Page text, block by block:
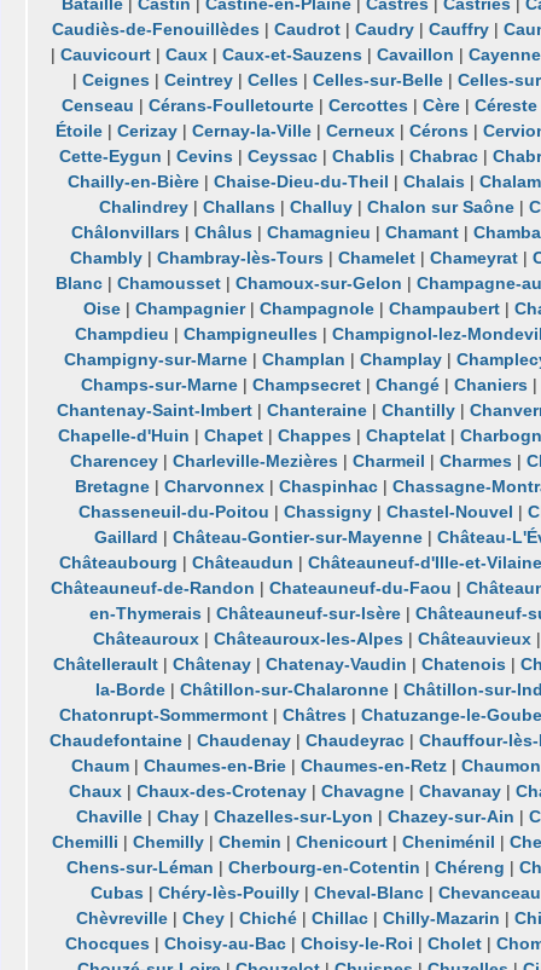
Caudiès-de-Fenouillèdes| Caudrot| Caudry| Cauffry|
|Cauvicourt |Caux |Caux-et-Sauzens |Cavaillon |Cayenne
|Ceignes |Ceintrey |Celles |Celles-sur-Belle |Celles-
Censeau | Cérans-Foulletourte| Cercottes| Cère| Céreste
Étoile| Cerizay| Cernay-la-Ville| Cerneux| Cérons|
Cette-Eygun | Cevins| Ceyssac| Chablis| Chabrac|
Chailly-en-Bière| Chaise-Dieu-du-Theil | Chalais|
Chalindrey |Challans |Challuy |Chalon sur Saône |
Châlonvillars |Châlus |Chamagnieu |Chamant |
Chambly |Chambray-lès-Tours |Chamelet |Chameyrat |
Blanc |Chamousset |Chamoux-sur-Gelon |Champagne-
Oise| Champagnier| Champagnole| Champaubert|
Champdieu |Champigneulles |Champignol-lez-
Champigny-sur-Marne| Champlan | Champlay|
Champs-sur-Marne |Champsecret |Changé |Chaniers
Chantenay-Saint-Imbert |Chanteraine |Chantilly |
Chapelle-d'Huin | Chapet| Chappes| Chaptelat|
Charencey |Charleville-Mezières |Charmeil |Charmes |
Bretagne| Charvonnex| Chaspinhac| Chassagne-
Chasseneuil-du-Poitou | Chassigny| Chastel-Nouvel |
Gaillard | Château-Gontier-sur-Mayenne| Château-
Châteaubourg | Châteaudun | Châteauneuf-d'Ille-et-Vilaine
Châteauneuf-de-Randon |Chateauneuf-du-Faou |
en-Thymerais |Châteauneuf-sur-Isère |Châteauneuf-
Châteauroux| Châteauroux-les-Alpes| Châteauvieux
Châtellerault |Châtenay |Chatenay-Vaudin |Chatenois |
la-Borde |Châtillon-sur-Chalaronne |Châtillon-sur-
Chatonrupt-Sommermont| Châtres| Chatuzange-le-
Chaudefontaine |Chaudenay |Chaudeyrac |Chauffour-
Chaum| Chaumes-en-Brie| Chaumes-en-Retz|
Chaux| Chaux-des-Crotenay| Chavagne| Chavanay|
Chaville| Chay| Chazelles-sur-Lyon | Chazey-sur-Ain |
Chemilli |Chemilly |Chemin |Chenicourt |Cheniménil |
Chens-sur-Léman | Cherbourg-en-Cotentin | Chéreng |
Cubas| Chéry-lès-Pouilly| Cheval-Blanc|
Chèvreville| Chey| Chiché| Chillac| Chilly-Mazarin |
Chocques |Choisy-au-Bac |Choisy-le-Roi |Cholet |